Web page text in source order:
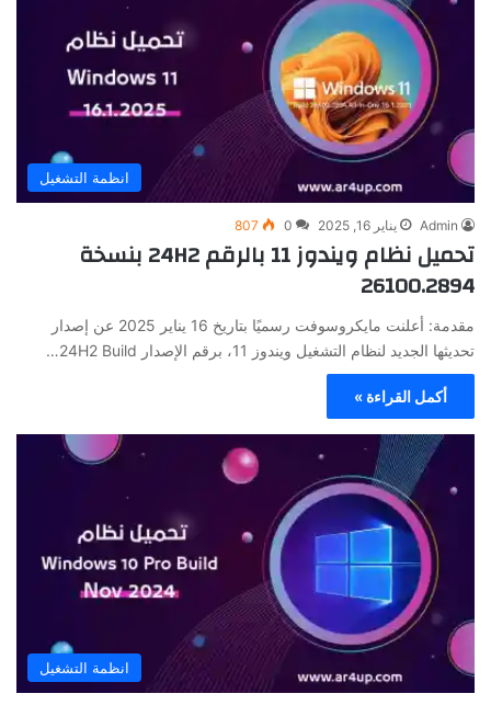
انظمة التشغيل
Admin يناير 16, 2025 0
807
تحميل نظام ويندوز 11 بالرقم 24H2 بنسخة
26100.2894
مقدمة: أعلنت مايكروسوفت رسميًا بتاريخ 16 يناير 2025 عن إصدار
تحديثها الجديد لنظام التشغيل ويندوز 11، برقم الإصدار 24H2 Build…
أكمل القراءة »
انظمة التشغيل